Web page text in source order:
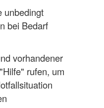
unbedingt
bei Bedarf
vorhandener
rufen, um